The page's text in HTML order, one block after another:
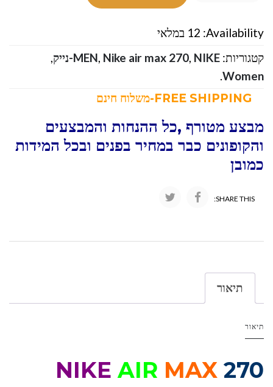
Availability: 12 במלאי
קטגוריות:
MEN, Nike air max 270, NIKE-נייק
,
Women
.
מבצע מטורף ,כל ההנחות והמבצעים
והקופונים כבר במחיר בפנים ובכל המידות
כמובן
SHARE THIS:
תיאור
תיאור
NIKE AIR MAX 270